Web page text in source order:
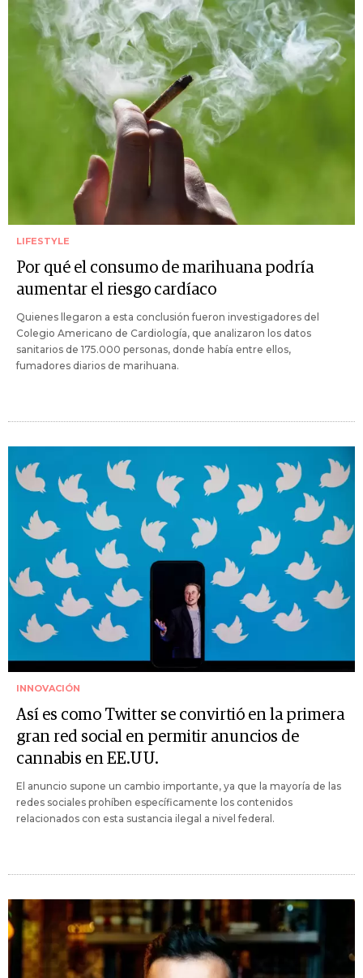
LIFESTYLE
Por qué el consumo de marihuana podría
aumentar el riesgo cardíaco
Quienes llegaron a esta conclusión fueron investigadores del
Colegio Americano de Cardiología, que analizaron los datos
sanitarios de 175.000 personas, donde había entre ellos,
fumadores diarios de marihuana.
INNOVACIÓN
Así es como Twitter se convirtió en la primera
gran red social en permitir anuncios de
cannabis en EE.UU.
El anuncio supone un cambio importante, ya que la mayoría de las
redes sociales prohíben específicamente los contenidos
relacionados con esta sustancia ilegal a nivel federal.